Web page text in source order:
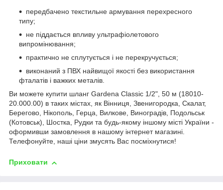
передбачено текстильне армування перехресного
типу;
не піддається впливу ультрафіолетового
випромінювання;
практично не сплутується і не перекручується;
виконаний з ПВХ найвищої якості без використання
фталатів і важких металів.
Ви можете купити шланг Gardena Classic 1/2", 50 м (18010-
20.000.00) в таких містах, як Вінниця, Звенигородка, Скалат,
Берегово, Нікополь, Герца, Вилкове, Виноградів, Подольськ
(Котовськ), Шостка, Рудки та будь-якому іншому місті України -
оформивши замовлення в нашому інтернет магазині.
Телефонуйте, наші ціни змусять Вас посміхнутися!
Приховати